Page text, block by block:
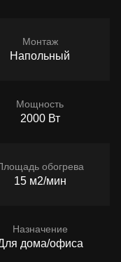
Монтаж
Напольный
Мощность
2000 Вт
обогрева
15 м2/мин
Назначение
дома/офиса